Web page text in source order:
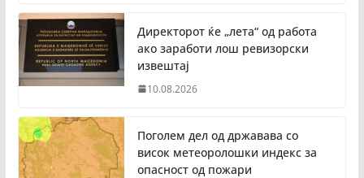
Директорот ќе „лета“ од работа
ако заработи лош ревизорски
извештај
10.08.2026
Поголем дел од државава со
висок метеоролошки индекс за
опасност од пожари